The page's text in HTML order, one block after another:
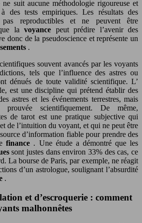
ne suit aucune méthodologie rigoureuse et
des tests empiriques. Les résultats des
reproductibles et ne peuvent être
la voyance peut prédire l’avenir des
donc de la pseudoscience et représente un
.
souvent avancés par les voyants
tels que l’influence des astres ou
dénués de toute validité scientifique. L’
est une discipline qui prétend établir des
astres et les événements terrestres, mais
scientifiquement. De même,
de tarot est une pratique subjective qui
de l’intuition du voyant, et qui ne peut être
d’information fiable pour prendre des
finance . Une étude a démontré que les
sont justes dans environ 33% des cas, ce
La bourse de Paris, par exemple, ne réagit
d’un astrologue, soulignant l’absurdité
.
et d’escroquerie : comment
malhonnêtes